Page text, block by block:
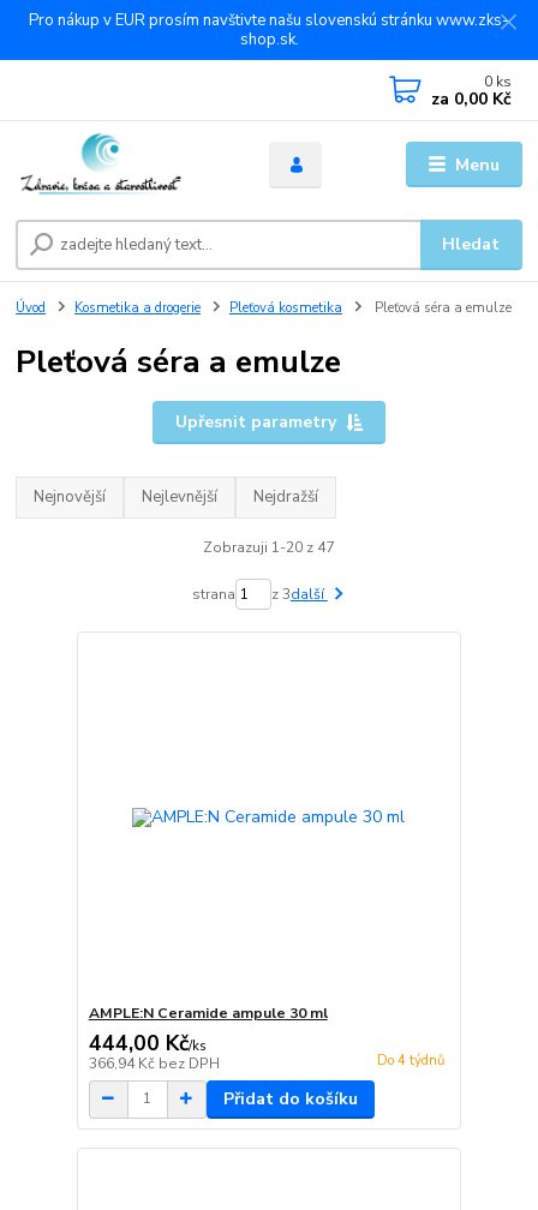
Pro nákup v EUR prosím navštivte našu slovenskú stránku www.zks-
shop.sk.
Menu
Hledat
0 ks
za 0,00 Kč
Úvod Kosmetika a drogerie Pleťová kosmetika Pleťová séra a emulze
Pleťová séra a emulze
Upřesnit parametry
Nejnovější Nejlevnější Nejdražší
Zobrazuji 1-20 z 47
strana z 3další
AMPLE:N Ceramide ampule 30 ml
444,00 Kč/ks
366,94 Kč bez DPH Do 4 týdnů
Přidat do košíku